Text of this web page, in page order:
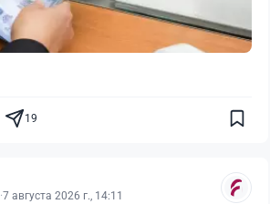
19
·7 августа 2026 г., 14:11